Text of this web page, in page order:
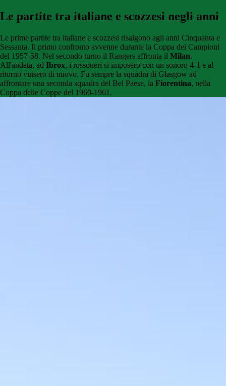
Le partite tra italiane e scozzesi negli anni
Le prime partite tra italiane e scozzesi risalgono agli anni Cinquanta e
Sessanta. Il primo confronto avvenne durante la Coppa dei Campioni
del 1957-58. Nel secondo turno il Rangers affronta il Milan.
All'andata, ad Ibrox, i rossoneri si imposero con un sonoro 4-1 e al
ritorno vinsero di nuovo. Fu sempre la squadra di Glasgow ad
affrontare una seconda squadra del Bel Paese, la Fiorentina, nella
Coppa delle Coppe del 1960-1961.